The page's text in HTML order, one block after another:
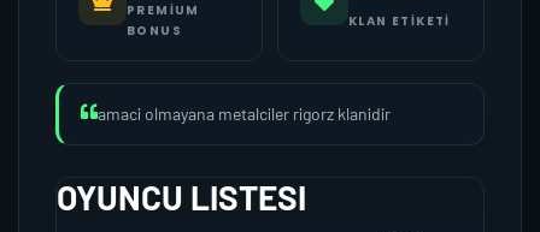
PREMIUM
BONUS
KLAN ETIKETI
amaci olmayana metalciler rigorz klanidir
OYUNCU LISTESI